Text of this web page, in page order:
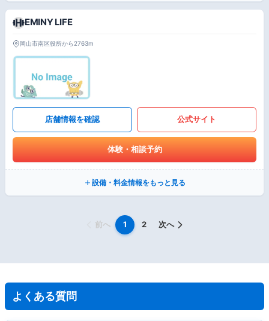
EMINY LIFE
岡山市南区役所から2763m
店舗情報を確認 公式サイト
体験・相談予約
設備・料金情報をもっと見る
前へ 1 2 次へ
よくある質問